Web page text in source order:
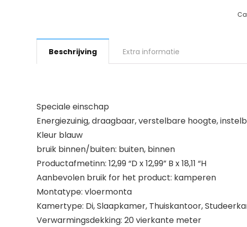
Beschrijving Extra informatie
Speciale einschap
Energiezuinig, draagbaar, verstelbare hoogte,
Kleur blauw
bruik binnen/buiten: buiten, binnen
Productafmetinn: 12,99 “D x 12,99” B x 18,11 “H
Aanbevolen bruik for het product: kamperen
Montatype: vloermonta
Kamertype: Di, Slaapkamer, Thuiskantoor,
Verwarmingsdekking: 20 vierkante meter